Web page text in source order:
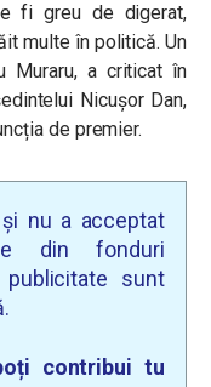
fi greu de digerat,
multe în politică. Un
Muraru, a criticat în
Nicușor Dan,
de premier.
nu a acceptat
din fonduri
publicitate sunt
contribui tu